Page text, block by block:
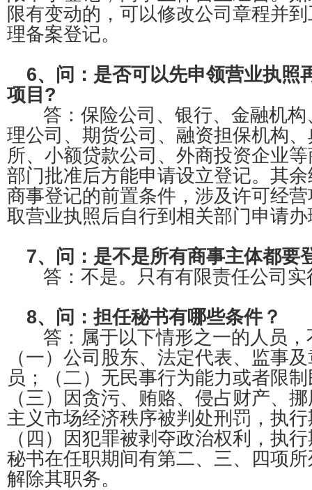
限有变动的，可以修改公司章程并
理备案登记。
6、问：是否可以先申领营业执照
项目?
答：保险公司、银行、金融机
理公司、期货公司、融资担保机构
所、小额贷款公司、外商投资企业
部门批准后方能申请设立登记。其
商事登记的前置条件，涉及许可经
取营业执照后自行到相关部门申请
7、问：是不是所有商事主体都要
答：不是。只有有限责任公司实
8、问：担任秘书有哪些条件？
答：属于以下情形之一的人员，
（一）公司股东、法定代表、监事
员；（二）无民事行为能力或者限
（三）因贪污、贿赂、侵占财产、
主义市场经济秩序被判处刑罚，执
（四）因犯罪被剥夺政治权利，执
秘书在任职期间有第二、三、四项
解除其职务。